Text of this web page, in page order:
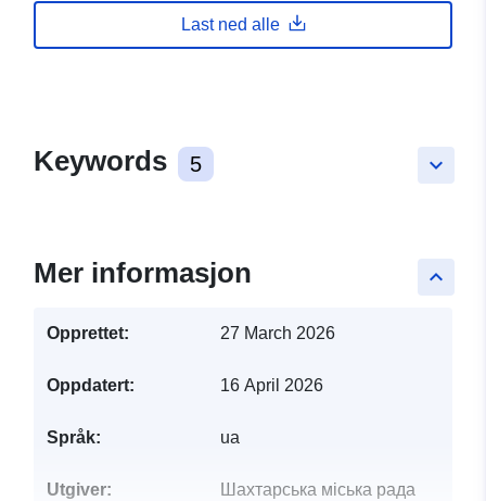
Last ned alle
keyboard_arrow_down
Keywords 5
keyboard_arrow_up
Mer informasjon
Opprettet: 27 March 2026
Oppdatert: 16 April 2026
Språk: ua
Utgiver: Шахтарська міська рада